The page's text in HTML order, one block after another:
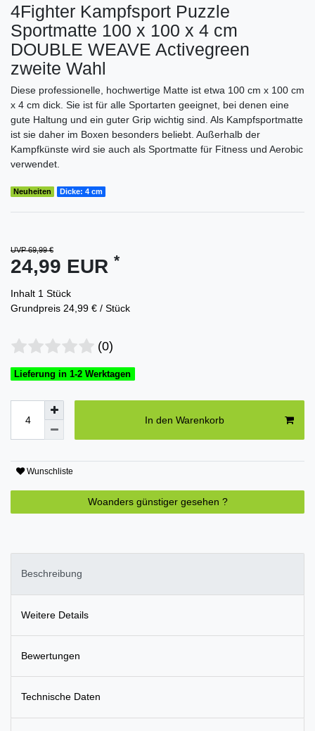
4Fighter Kampfsport Puzzle
Sportmatte 100 x 100 x 4 cm
DOUBLE WEAVE Activegreen
zweite Wahl
Diese professionelle, hochwertige Matte ist etwa 100 cm x 100 cm
x 4 cm dick. Sie ist für alle Sportarten geeignet, bei denen eine
gute Haltung und ein guter Grip wichtig sind. Als Kampfsportmatte
ist sie daher im Boxen besonders beliebt. Außerhalb der
Kampfkünste wird sie auch als Sportmatte für Fitness und Aerobic
verwendet.
Neuheiten Dicke: 4 cm
UVP 69,99 €
24,99 EUR *
Inhalt 1 Stück
Grundpreis 24,99 € / Stück
(0)
Lieferung in 1-2 Werktagen
In den Warenkorb
Wunschliste
Woanders günstiger gesehen ?
Beschreibung
Weitere Details
Bewertungen
Technische Daten